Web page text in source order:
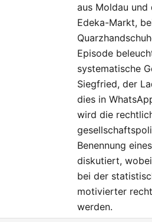
dem
Podcast
alle
auf
sonst,
Video-
Fleiter
jeden
https://
+++
aus Moldau
Edeka-Markt,
Episode
systematische
Siegfried, der
dies in
wird die
Benennung
diskutiert,
bei der
motivierter
werden.